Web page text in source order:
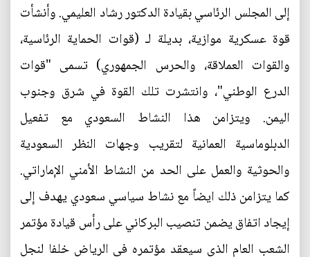
إلى المجلس الرئاسي بقيادة الدكتور رشاد العليمي. وأنشأت
قوة عسكرية موازية، بديلة لـ (قوات الحماية الرئاسية،
والقوات العملاقة، والحرس الجمهوري) تسمى "قوات
الدرع الوطني"، وانتشرت تلك القوة في شرق وجنوب
اليمن. ويتزامن هذا النشاط السعودي مع تفعيل
الدبلوماسية العمانية لتقريب وجهات النظر السعودية
والحوثية والعمل على الحد من النشاط الأمني الإماراتي.
كما يتزامن ذلك ايضاً مع نشاط سياسي سعودي يهدف إلى
إيجاد اتفاق يضمن تنصيب البركاني على رأس قيادة مؤتمر
الشعب العام الذي سيعقد مؤتمره في الرياض خلفا لنجل